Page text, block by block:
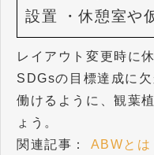
設置
・休憩室や
レイアウト変更時に
SDGsの目標達成に
働けるように、観葉
ょう。
関連記事： ABWとは